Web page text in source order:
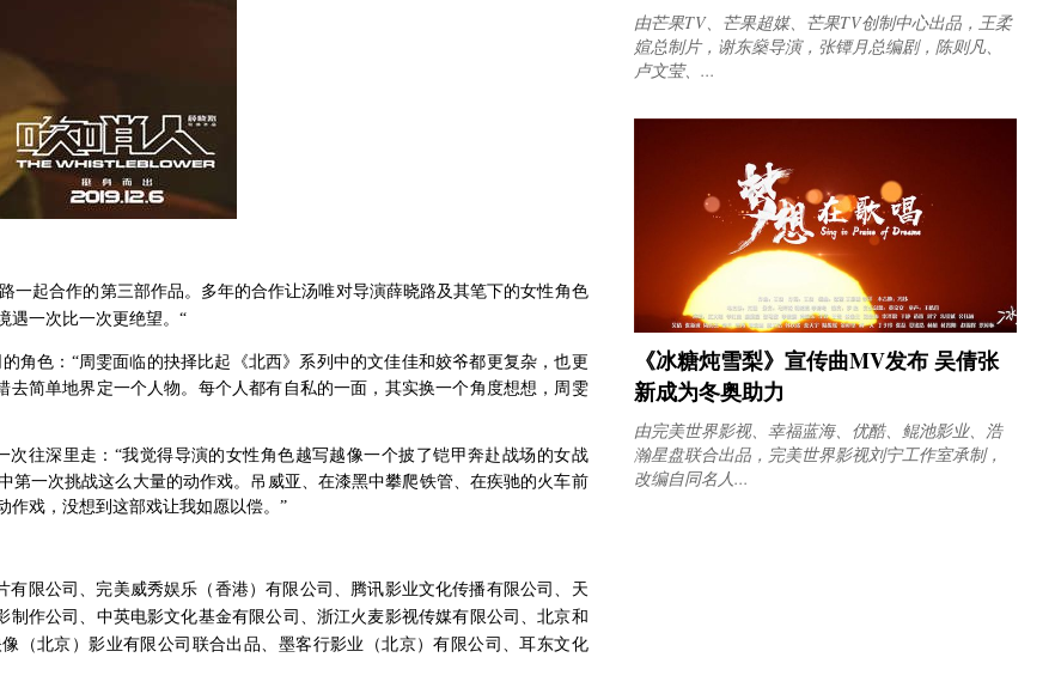
一起合作的第三部作品。多年的合作让汤唯对导演薛晓路及其笔下的女性角色
遇一次比一次更绝望。“
角色： “周雯面临的抉择比起《北西》系列中的文佳佳和姣爷都更复杂，也更
简单地界定一个人物。每个人都有自私的一面，其实换一个角度想想，周雯
往深里走： “我觉得导演的女性角色越写越像一个披了铠甲奔赴战场的女战
第一次挑战这么大量的动作戏。吊威亚、在漆黑中攀爬铁管、在疾驰的火车前
作戏，没想到这部戏让我如愿以偿。”
限公司、完美威秀娱乐（香港）有限公司、腾讯影业文化传播有限公司、天
作公司、中英电影文化基金有限公司、浙江火麦影视传媒有限公司、北京和
（北京）影业有限公司联合出品、墨客行影业（北京）有限公司、耳东文化
由芒果TV、芒果超媒、芒果TV创制中心出品，王柔
媗总制片，谢东燊导演，张镡月总编剧，陈则凡、
卢文莹、...
《冰糖炖雪梨》宣传曲MV发布 吴倩张
新成为冬奥助力
由完美世界影视、幸福蓝海、优酷、鲲池影业、浩
瀚星盘联合出品，完美世界影视刘宁工作室承制，
改编自同名人...